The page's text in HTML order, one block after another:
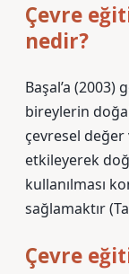
Çevre
nedir?
Başal’a
bireylerin
çevresel değer
etkileyerek
kullanılması
sağlamaktır
Çevre